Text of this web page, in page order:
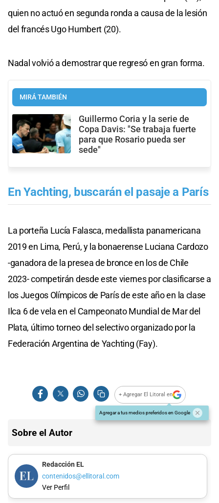
quien no actuó en segunda ronda a causa de la lesión
del francés Ugo Humbert (20).
Nadal volvió a demostrar que regresó en gran forma.
MIRÁ TAMBIÉN
Guillermo Coria y la serie de
Copa Davis: "Se trabaja fuerte
para que Rosario pueda ser
sede"
En Yachting, buscarán el pasaje a París
La porteña Lucía Falasca, medallista panamericana
2019 en Lima, Perú, y la bonaerense Luciana Cardozo
-ganadora de la presea de bronce en los de Chile
2023- competirán desde este viernes por clasificarse a
los Juegos Olímpicos de París de este año en la clase
Ilca 6 de vela en el Campeonato Mundial de Mar del
Plata, último torneo del selectivo organizado por la
Federación Argentina de Yachting (Fay).
+ Agregar El Litoral en
Agregar a tus medios preferidos en Google
Sobre el Autor
Redacción EL
contenidos@ellitoral.com
Ver Perfil